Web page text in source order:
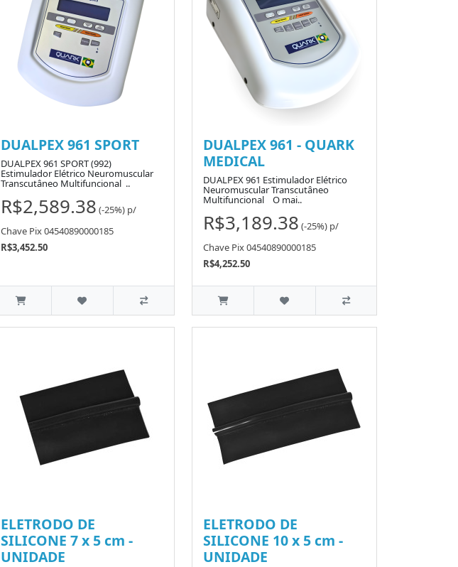
DUALPEX 961 SPORT
DUALPEX 961 SPORT (992)
Estimulador Elétrico Neuromuscular
Transcutâneo Multifuncional ..
R$2,589.38 (-25%) p/
Chave Pix 04540890000185
R$3,452.50
DUALPEX 961 - QUARK
MEDICAL
DUALPEX 961 Estimulador Elétrico
Neuromuscular Transcutâneo
Multifuncional O mai..
R$3,189.38 (-25%) p/
Chave Pix 04540890000185
R$4,252.50
ELETRODO DE
SILICONE 7 x 5 cm -
UNIDADE
ELETRODO DE
SILICONE 10 x 5 cm -
UNIDADE